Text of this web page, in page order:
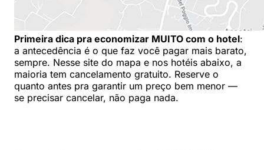
Primeira dica pra economizar MUITO com o hotel:
a antecedência é o que faz você pagar mais barato,
sempre. Nesse site do mapa e nos hotéis abaixo, a
maioria tem cancelamento gratuito. Reserve o
quanto antes pra garantir um preço bem menor —
se precisar cancelar, não paga nada.